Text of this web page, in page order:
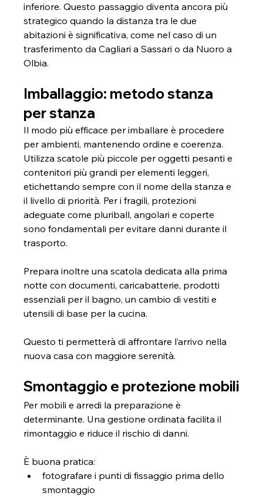
inferiore. Questo passaggio diventa ancora più
strategico quando la distanza tra le due
abitazioni è significativa, come nel caso di un
trasferimento da Cagliari a Sassari o da Nuoro a
Olbia.
Imballaggio: metodo stanza
per stanza
Il modo più efficace per imballare è procedere
per ambienti, mantenendo ordine e coerenza.
Utilizza scatole più piccole per oggetti pesanti e
contenitori più grandi per elementi leggeri,
etichettando sempre con il nome della stanza e
il livello di priorità. Per i fragili, protezioni
adeguate come pluriball, angolari e coperte
sono fondamentali per evitare danni durante il
trasporto.
Prepara inoltre una scatola dedicata alla prima
notte con documenti, caricabatterie, prodotti
essenziali per il bagno, un cambio di vestiti e
utensili di base per la cucina.
Questo ti permetterà di affrontare l’arrivo nella
nuova casa con maggiore serenità.
Smontaggio e protezione mobili
Per mobili e arredi la preparazione è
determinante. Una gestione ordinata facilita il
rimontaggio e riduce il rischio di danni.
È buona pratica:
fotografare i punti di fissaggio prima dello
smontaggio